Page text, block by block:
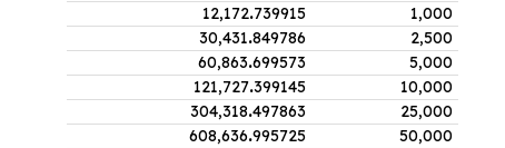
1,000
12,172.739915
2,500
30,431.849786
5,000
60,863.699573
10,000
121,727.399145
25,000
304,318.497863
50,000
608,636.995725